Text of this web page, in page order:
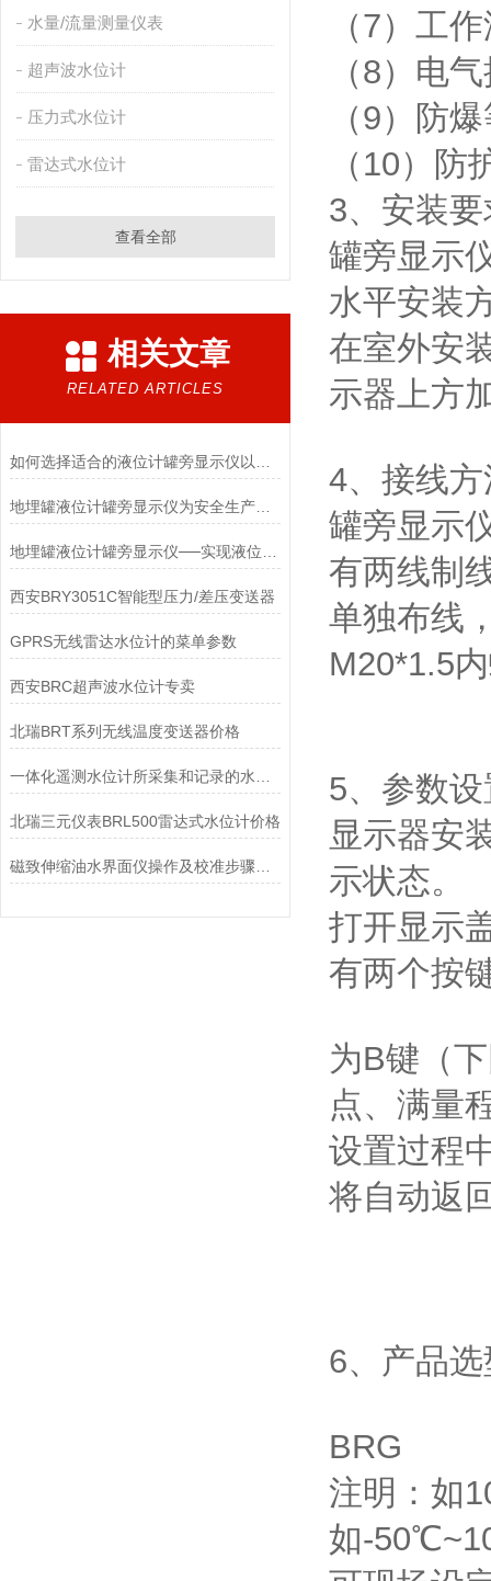
水量/流量测量仪表
超声波水位计
压力式水位计
雷达式水位计
查看全部
相关文章
RELATED ARTICLES
地埋罐液位计罐旁显示仪为安全生产提供了重要的保障
西安BRY3051C智能型压力/差压变送器
GPRS无线雷达水位计的菜单参数
西安BRC超声波水位计专卖
北瑞BRT系列无线温度变送器价格
北瑞三元仪表BRL500雷达式水位计价格
（7）工
（8）电
（9）防
（10）防
3、安装要
罐旁显示
水平安装
在室外安
示器上方
4、接线方
罐旁显示
有两线制
单独布线
M20*1.5
5、参数设
显示器安
示状态。
打开显示
有两个按
为B键（
点、满量
设置过程
将自动返
6、产品选
BRG 显
注明：如
如-